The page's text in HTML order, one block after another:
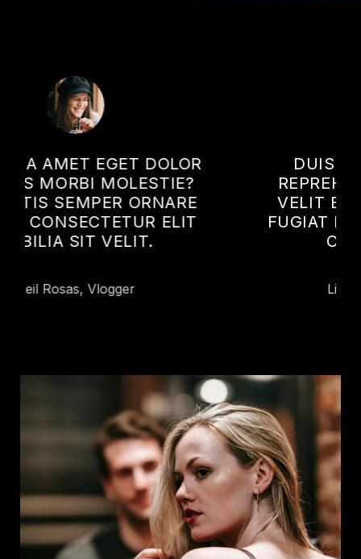
DUIS AUTE IRURE DOLOR IN
REPREHENDERIT IN VOLUPTATE
VELIT ESSE CILLUM DOLORE EU
FUGIAT NULLA PARIATUR SUNT IN
CULPA QUI OFFICIA.
Lillie Gilman, Photographer